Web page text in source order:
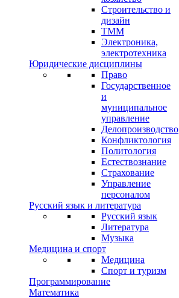
Строительство и
дизайн
ТММ
Электроника,
электротехника
Юридические дисциплины
Право
Государственное
и
муниципальное
управление
Делопроизводство
Конфликтология
Политология
Естествознание
Страхование
Управление
персоналом
Русский язык и литература
Русский язык
Литература
Музыка
Медицина и спорт
Медицина
Спорт и туризм
Программирование
Математика